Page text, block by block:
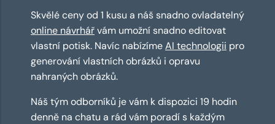
Skvělé ceny od 1 kusu a náš snadno ovladatelný
online návrhářvám umožní snadno editovat
vlastní potisk. Navíc nabízímeAI technologii pro
generování vlastních obrázků i opravu
nahraných obrázků.
Náš tým odborníků je vám k dispozici 19 hodin
denně na chatu a rád vám poradí s každým